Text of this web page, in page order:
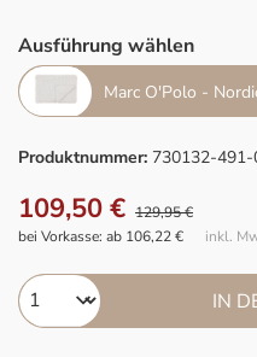
Ausführung wählen
Marc O'Polo -
Produktnummer: 730132-
109,50 € 129,95 €
inkl.
bei Vorkasse: ab 106,22 €
IN